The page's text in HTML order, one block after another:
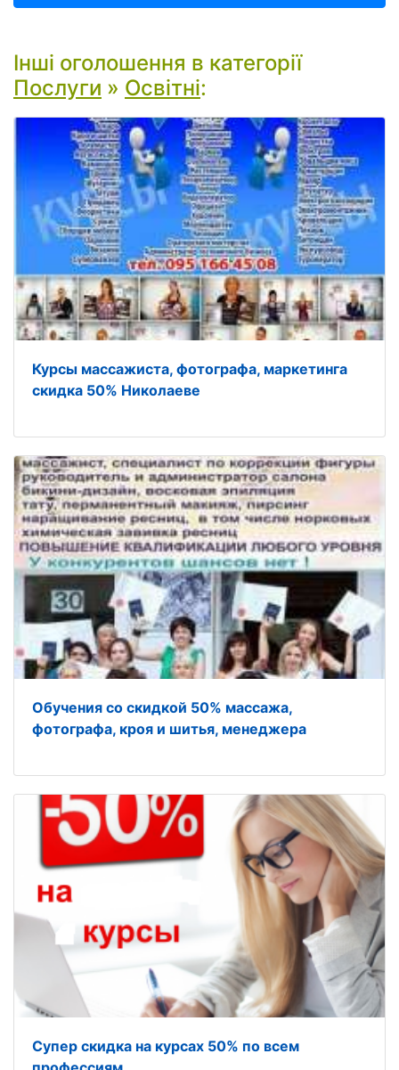
Інші оголошення в категорії
Послуги » Освітні:
Курсы массажиста, фотографа, маркетинга
скидка 50% Николаеве
Обучения со скидкой 50% массажа,
фотографа, кроя и шитья, менеджера
Супер скидка на курсах 50% по всем